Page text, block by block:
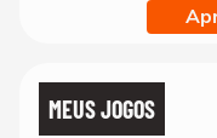
MEUS JOGOS